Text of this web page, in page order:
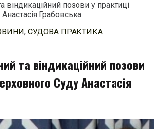
віндикаційний позови у практиці
Грабовська
, СУДОВА ПРАКТИКА
та віндикаційний позови
Суду Анастасія